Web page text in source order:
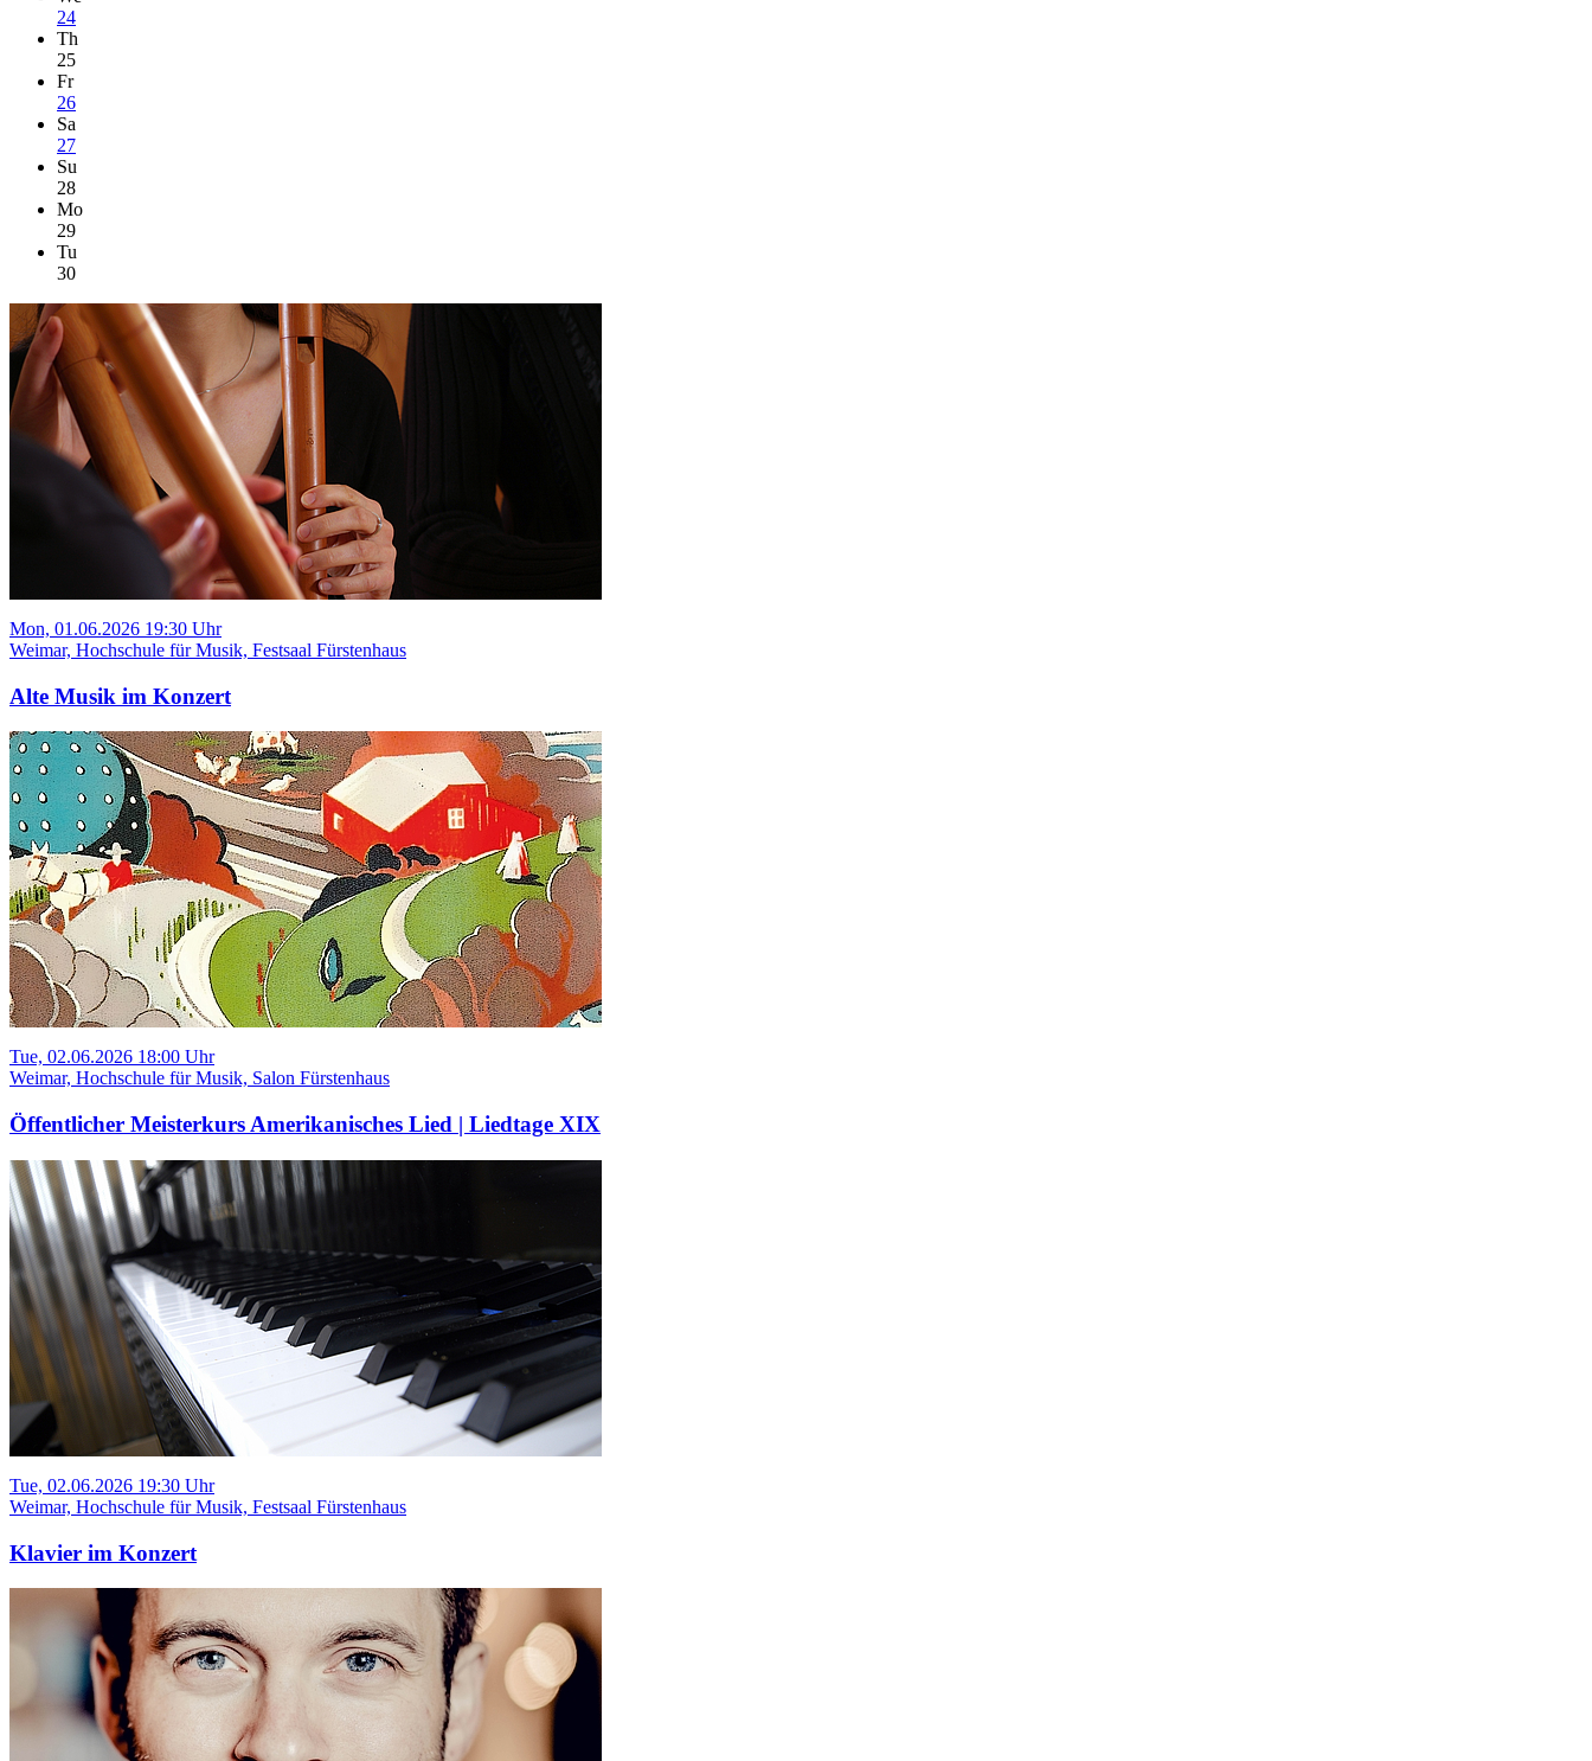
24
Th
25
Fr
26
Sa
27
Su
28
Mo
29
Tu
30
Mon, 01.06.2026 19:30 Uhr
Weimar, Hochschule für Musik, Festsaal Fürstenhaus
Alte Musik im Konzert
Tue, 02.06.2026 18:00 Uhr
Weimar, Hochschule für Musik, Salon Fürstenhaus
Öffentlicher Meisterkurs Amerikanisches Lied | Liedtage XIX
Tue, 02.06.2026 19:30 Uhr
Weimar, Hochschule für Musik, Festsaal Fürstenhaus
Klavier im Konzert